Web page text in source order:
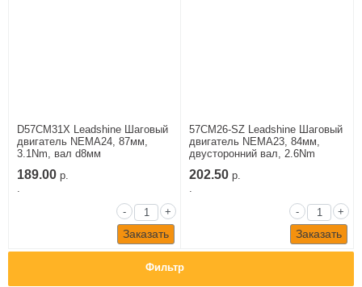
D57CM31X Leadshine Шаговый
двигатель NEMA24, 87мм,
3.1Nm, вал d8мм
189.00 р.
-
+
Заказать
57CM26-SZ Leadshine Шаговый
двигатель NEMA23, 84мм,
двусторонний вал, 2.6Nm
202.50 р.
-
+
Заказать
Фильтр